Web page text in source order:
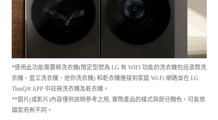
*使用此功能需要將洗衣機(限定型號為 LG 有 WIFI 功能的洗衣機包括滾筒洗
衣機、直立洗衣機、迷你洗衣機) 和乾衣機連接到家庭 Wi-Fi 網路並在 LG
ThinQ® APP 中註冊洗衣機及乾衣機。
**圖片(或影片)內容僅供說明參考之用, 實際產品的樣式與部分顏色，可能依